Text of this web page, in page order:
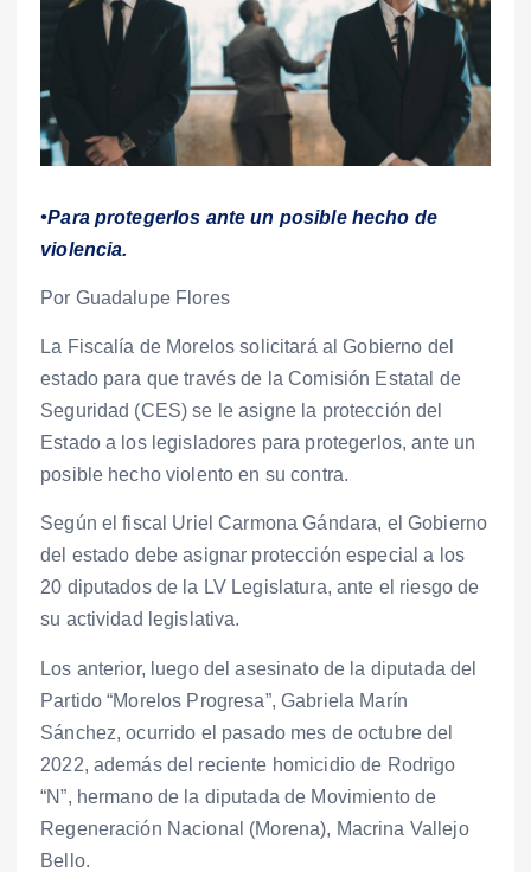
•Para protegerlos ante un posible hecho de
violencia.
Por Guadalupe Flores
La Fiscalía de Morelos solicitará al Gobierno del
estado para que través de la Comisión Estatal de
Seguridad (CES) se le asigne la protección del
Estado a los legisladores para protegerlos, ante un
posible hecho violento en su contra.
Según el fiscal Uriel Carmona Gándara, el Gobierno
del estado debe asignar protección especial a los
20 diputados de la LV Legislatura, ante el riesgo de
su actividad legislativa.
Los anterior, luego del asesinato de la diputada del
Partido “Morelos Progresa”, Gabriela Marín
Sánchez, ocurrido el pasado mes de octubre del
2022, además del reciente homicidio de Rodrigo
“N”, hermano de la diputada de Movimiento de
Regeneración Nacional (Morena), Macrina Vallejo
Bello.